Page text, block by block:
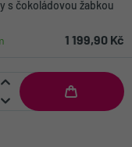
s čokoládovou žabkou
1 199,90 Kč